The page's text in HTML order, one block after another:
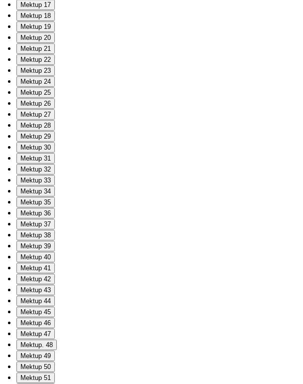
Mektup 17
Mektup 18
Mektup 19
Mektup 20
Mektup 21
Mektup 22
Mektup 23
Mektup 24
Mektup 25
Mektup 26
Mektup 27
Mektup 28
Mektup 29
Mektup 30
Mektup 31
Mektup 32
Mektup 33
Mektup 34
Mektup 35
Mektup 36
Mektup 37
Mektup 38
Mektup 39
Mektup 40
Mektup 41
Mektup 42
Mektup 43
Mektup 44
Mektup 45
Mektup 46
Mektup 47
Mektup. 48
Mektup 49
Mektup 50
Mektup 51